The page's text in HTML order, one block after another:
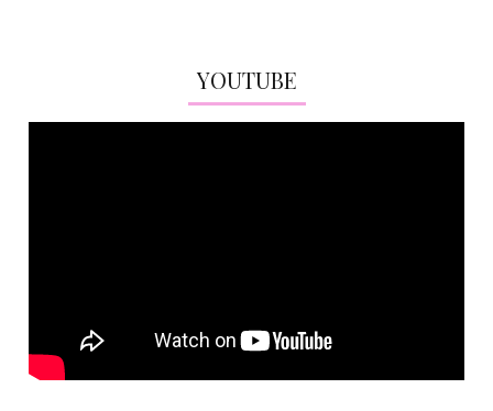
YOUTUBE